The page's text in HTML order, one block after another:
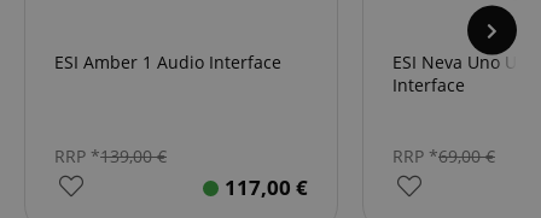
ESI Amber 1 Audio Interface
RRP *139,00€
117,00 €
ESI Neva Uno
Interface
RRP *69,00€